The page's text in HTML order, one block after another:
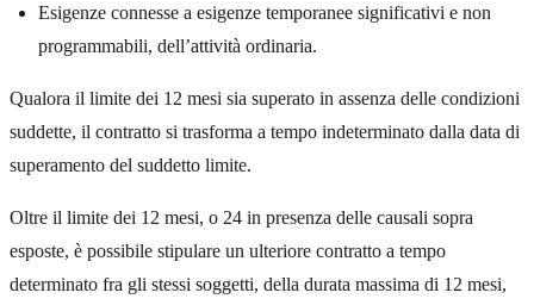
Esigenze connesse a esigenze temporanee significativi e non
programmabili, dell’attività ordinaria.
Qualora il limite dei 12 mesi sia superato in assenza delle condizioni
suddette, il contratto si trasforma a tempo indeterminato dalla data di
superamento del suddetto limite.
Oltre il limite dei 12 mesi, o 24 in presenza delle causali sopra
esposte, è possibile stipulare un ulteriore contratto a tempo
determinato fra gli stessi soggetti, della durata massima di 12 mesi,